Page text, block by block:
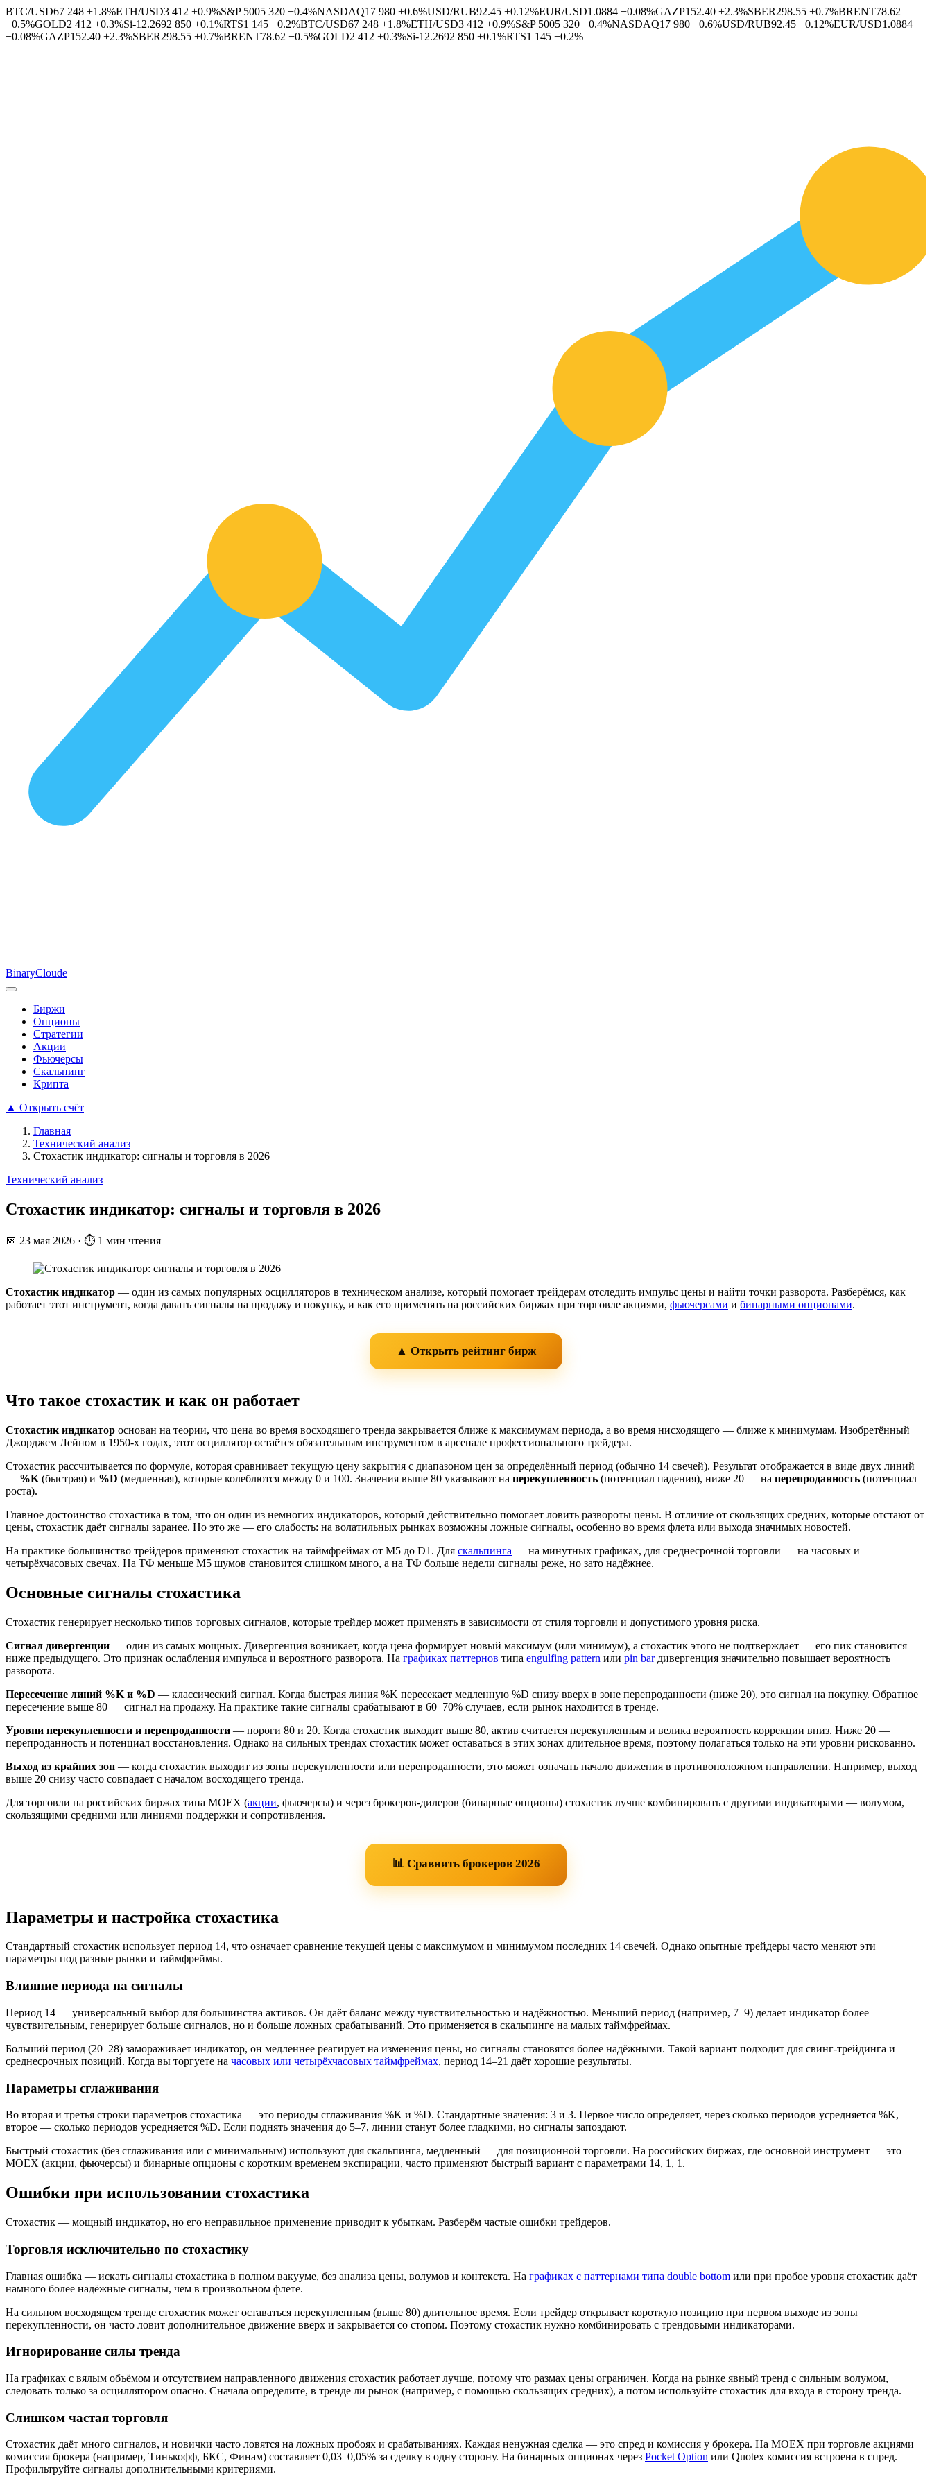
BTC/USD67 248 +1.8%ETH/USD3 412 +0.9%S&P 5005 320 −0.4%NASDAQ17 980 +0.6%USD/RUB92.45 +0.12%EUR/USD1.0884 −0.08%GAZP152.40 +2.3%SBER298.55 +0.7%BRENT78.62
−0.5%GOLD2 412 +0.3%Si-12.2692 850 +0.1%RTS1 145 −0.2%BTC/USD67 248 +1.8%ETH/USD3 412 +0.9%S&P 5005 320 −0.4%NASDAQ17 980 +0.6%USD/RUB92.45 +0.12%EUR/USD1.0884
−0.08%GAZP152.40 +2.3%SBER298.55 +0.7%BRENT78.62 −0.5%GOLD2 412 +0.3%Si-12.2692 850 +0.1%RTS1 145 −0.2%
BinaryCloude
Биржи
Опционы
Стратегии
Акции
Фьючерсы
Скальпинг
Крипта
▲ Открыть счёт
Главная
Технический анализ
Стохастик индикатор: сигналы и торговля в 2026
Технический анализ
Стохастик индикатор: сигналы и торговля в 2026
📅 23 мая 2026 · ⏱ 1 мин чтения
Стохастик индикатор — один из самых популярных осцилляторов в техническом анализе, который помогает трейдерам отследить импульс цены и найти точки разворота. Разберёмся, как
работает этот инструмент, когда давать сигналы на продажу и покупку, и как его применять на российских биржах при торговле акциями, фьючерсами и бинарными опционами.
▲ Открыть рейтинг бирж
Что такое стохастик и как он работает
Стохастик индикатор основан на теории, что цена во время восходящего тренда закрывается ближе к максимумам периода, а во время нисходящего — ближе к минимумам. Изобретённый
Джорджем Лейном в 1950-х годах, этот осциллятор остаётся обязательным инструментом в арсенале профессионального трейдера.
Стохастик рассчитывается по формуле, которая сравнивает текущую цену закрытия с диапазоном цен за определённый период (обычно 14 свечей). Результат отображается в виде двух линий
— %K (быстрая) и %D (медленная), которые колеблются между 0 и 100. Значения выше 80 указывают на перекупленность (потенциал падения), ниже 20 — на перепроданность (потенциал
роста).
Главное достоинство стохастика в том, что он один из немногих индикаторов, который действительно помогает ловить развороты цены. В отличие от скользящих средних, которые отстают от
цены, стохастик даёт сигналы заранее. Но это же — его слабость: на волатильных рынках возможны ложные сигналы, особенно во время флета или выхода значимых новостей.
На практике большинство трейдеров применяют стохастик на таймфреймах от M5 до D1. Для скальпинга — на минутных графиках, для среднесрочной торговли — на часовых и
четырёхчасовых свечах. На ТФ меньше M5 шумов становится слишком много, а на ТФ больше недели сигналы реже, но зато надёжнее.
Основные сигналы стохастика
Стохастик генерирует несколько типов торговых сигналов, которые трейдер может применять в зависимости от стиля торговли и допустимого уровня риска.
Сигнал дивергенции — один из самых мощных. Дивергенция возникает, когда цена формирует новый максимум (или минимум), а стохастик этого не подтверждает — его пик становится
ниже предыдущего. Это признак ослабления импульса и вероятного разворота. На графиках паттернов типа engulfing pattern или pin barдивергенция значительно повышает вероятность
разворота.
Пересечение линий %K и %D — классический сигнал. Когда быстрая линия %K пересекает медленную %D снизу вверх в зоне перепроданности (ниже 20), это сигнал на покупку. Обратное
пересечение выше 80 — сигнал на продажу. На практике такие сигналы срабатывают в 60–70% случаев, если рынок находится в тренде.
Уровни перекупленности и перепроданности — пороги 80 и 20. Когда стохастик выходит выше 80, актив считается перекупленным и велика вероятность коррекции вниз. Ниже 20 —
перепроданность и потенциал восстановления. Однако на сильных трендах стохастик может оставаться в этих зонах длительное время, поэтому полагаться только на эти уровни рискованно.
Выход из крайних зон — когда стохастик выходит из зоны перекупленности или перепроданности, это может означать начало движения в противоположном направлении. Например, выход
выше 20 снизу часто совпадает с началом восходящего тренда.
Для торговли на российских биржах типа MOEX (акции, фьючерсы) и через брокеров-дилеров (бинарные опционы) стохастик лучше комбинировать с другими индикаторами — волумом,
скользящими средними или линиями поддержки и сопротивления.
📊 Сравнить брокеров 2026
Параметры и настройка стохастика
Стандартный стохастик использует период 14, что означает сравнение текущей цены с максимумом и минимумом последних 14 свечей. Однако опытные трейдеры часто меняют эти
параметры под разные рынки и таймфреймы.
Влияние периода на сигналы
Период 14 — универсальный выбор для большинства активов. Он даёт баланс между чувствительностью и надёжностью. Меньший период (например, 7–9) делает индикатор более
чувствительным, генерирует больше сигналов, но и больше ложных срабатываний. Это применяется в скальпинге на малых таймфреймах.
Больший период (20–28) замораживает индикатор, он медленнее реагирует на изменения цены, но сигналы становятся более надёжными. Такой вариант подходит для свинг-трейдинга и
среднесрочных позиций. Когда вы торгуете на часовых или четырёхчасовых таймфреймах, период 14–21 даёт хорошие результаты.
Параметры сглаживания
Во вторая и третья строки параметров стохастика — это периоды сглаживания %K и %D. Стандартные значения: 3 и 3. Первое число определяет, через сколько периодов усредняется %K,
второе — сколько периодов усредняется %D. Если поднять значения до 5–7, линии станут более гладкими, но сигналы запоздают.
Быстрый стохастик (без сглаживания или с минимальным) используют для скальпинга, медленный — для позиционной торговли. На российских биржах, где основной инструмент — это
MOEX (акции, фьючерсы) и бинарные опционы с коротким временем экспирации, часто применяют быстрый вариант с параметрами 14, 1, 1.
Ошибки при использовании стохастика
Стохастик — мощный индикатор, но его неправильное применение приводит к убыткам. Разберём частые ошибки трейдеров.
Торговля исключительно по стохастику
Главная ошибка — искать сигналы стохастика в полном вакууме, без анализа цены, волумов и контекста. На графиках с паттернами типа double bottom или при пробое уровня стохастик даёт
намного более надёжные сигналы, чем в произвольном флете.
На сильном восходящем тренде стохастик может оставаться перекупленным (выше 80) длительное время. Если трейдер открывает короткую позицию при первом выходе из зоны
перекупленности, он часто ловит дополнительное движение вверх и закрывается со стопом. Поэтому стохастик нужно комбинировать с трендовыми индикаторами.
Игнорирование силы тренда
На графиках с вялым объёмом и отсутствием направленного движения стохастик работает лучше, потому что размах цены ограничен. Когда на рынке явный тренд с сильным волумом,
следовать только за осциллятором опасно. Сначала определите, в тренде ли рынок (например, с помощью скользящих средних), а потом используйте стохастик для входа в сторону тренда.
Слишком частая торговля
Стохастик даёт много сигналов, и новички часто ловятся на ложных пробоях и срабатываниях. Каждая ненужная сделка — это спред и комиссия у брокера. На MOEX при торговле акциями
комиссия брокера (например, Тинькофф, БКС, Финам) составляет 0,03–0,05% за сделку в одну сторону. На бинарных опционах через Pocket Option или Quotex комиссия встроена в спред.
Профильтруйте сигналы дополнительными критериями.